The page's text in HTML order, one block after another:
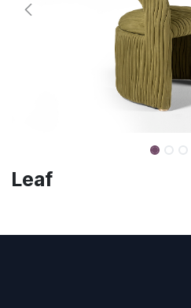
Leaf